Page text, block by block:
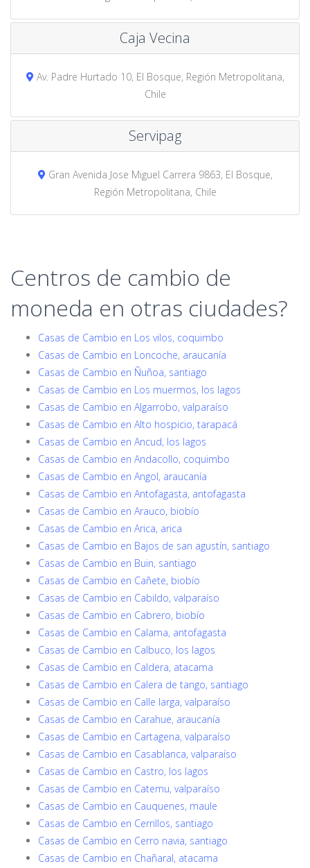
Caja Vecina
Av. Padre Hurtado 10, El Bosque, Región Metropolitana,
Chile
Servipag
Gran Avenida Jose Miguel Carrera 9863, El Bosque,
Región Metropolitana, Chile
Centros de cambio de
moneda en otras ciudades?
Casas de Cambio en Los vilos, coquimbo
Casas de Cambio en Loncoche, araucanía
Casas de Cambio en Ñuñoa, santiago
Casas de Cambio en Los muermos, los lagos
Casas de Cambio en Algarrobo, valparaíso
Casas de Cambio en Alto hospicio, tarapacá
Casas de Cambio en Ancud, los lagos
Casas de Cambio en Andacollo, coquimbo
Casas de Cambio en Angol, araucanía
Casas de Cambio en Antofagasta, antofagasta
Casas de Cambio en Arauco, biobío
Casas de Cambio en Arica, arica
Casas de Cambio en Bajos de san agustín, santiago
Casas de Cambio en Buin, santiago
Casas de Cambio en Cañete, biobío
Casas de Cambio en Cabildo, valparaíso
Casas de Cambio en Cabrero, biobío
Casas de Cambio en Calama, antofagasta
Casas de Cambio en Calbuco, los lagos
Casas de Cambio en Caldera, atacama
Casas de Cambio en Calera de tango, santiago
Casas de Cambio en Calle larga, valparaíso
Casas de Cambio en Carahue, araucanía
Casas de Cambio en Cartagena, valparaíso
Casas de Cambio en Casablanca, valparaíso
Casas de Cambio en Castro, los lagos
Casas de Cambio en Catemu, valparaíso
Casas de Cambio en Cauquenes, maule
Casas de Cambio en Cerrillos, santiago
Casas de Cambio en Cerro navia, santiago
Casas de Cambio en Chañaral, atacama